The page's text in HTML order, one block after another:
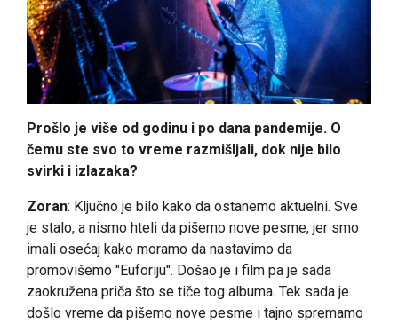
Prošlo je više od godinu i po dana pandemije. O
čemu ste svo to vreme razmišljali, dok nije bilo
svirki i izlazaka?
Zoran: Ključno je bilo kako da ostanemo aktuelni. Sve
je stalo, a nismo hteli da pišemo nove pesme, jer smo
imali osećaj kako moramo da nastavimo da
promovišemo "Euforiju". Došao je i film pa je sada
zaokružena priča što se tiče tog albuma. Tek sada je
došlo vreme da pišemo nove pesme i tajno spremamo